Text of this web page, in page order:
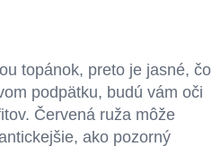
topánok, preto je jasné, čo
podpätku, budú vám oči
Červená ruža môže
ako pozorný